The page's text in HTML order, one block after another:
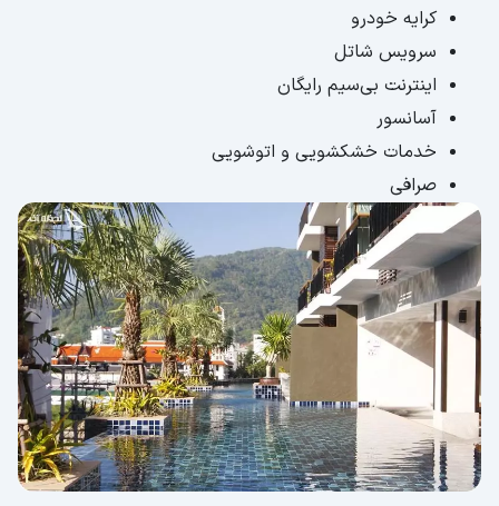
کرایه خودرو
سرویس شاتل
اینترنت بی‌سیم رایگان
آسانسور
خدمات خشکشویی و اتوشویی
صرافی